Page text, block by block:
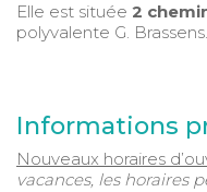
Elle est située 2
polyvalente G. Brassens.
Informations
Nouveaux horaires
vacances, les horaires